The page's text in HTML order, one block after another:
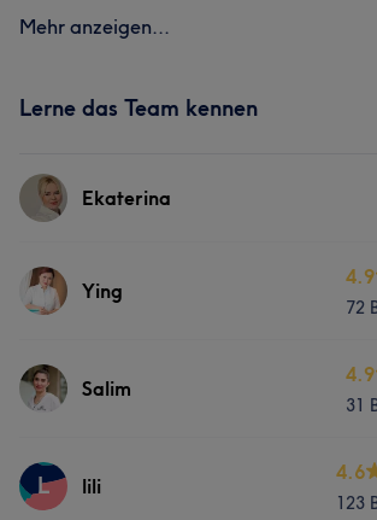
Mehr anzeigen...
Lerne das Team kennen
Ekaterina
Services
Ying
4.9
72
Services
Haarentfernung
Salim
4.9
31
Services
L lili
4.6
123